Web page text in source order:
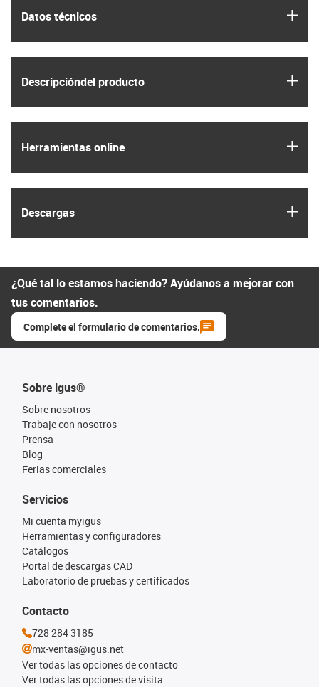
Datos técnicos
Descripción­del producto
Herramientas online
Descargas
¿Qué tal lo estamos haciendo? Ayúdanos a mejorar con
tus comentarios.
Complete el formulario de comentarios.
Sobre igus®
Sobre nosotros
Trabaje con nosotros
Prensa
Blog
Ferias comerciales
Servicios
Mi cuenta myigus
Herramientas y configuradores
Catálogos
Portal de descargas CAD
Laboratorio de pruebas y certificados
Contacto
728 284 3185
mx-ventas@igus.net
Ver todas las opciones de contacto
Ver todas las opciones de visita